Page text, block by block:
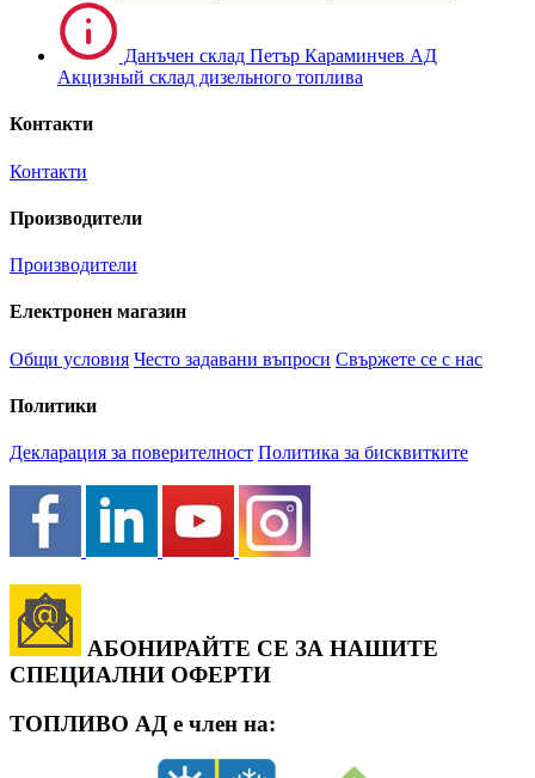
Данъчен склад Петър Караминчев АД
Акцизный склад дизельного топлива
Контакти
Контакти
Производители
Производители
Електронен магазин
Общи условия Често задавани въпроси Свържете се с нас
Политики
Декларация за поверителност Политика за бисквитките
АБОНИРАЙТЕ СЕ ЗА НАШИТЕ
СПЕЦИАЛНИ ОФЕРТИ
ТОПЛИВО АД е член на: